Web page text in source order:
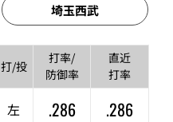
埼玉西武
打/投
打率/
防御率
直近
打率
左 .286
.286